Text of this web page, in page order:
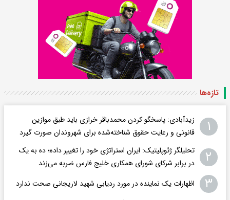
تازه‌ها
۱
زیدآبادی: پاسخگو کردن محمدباقر خرازی باید طبق موازین
قانونی و رعایت حقوق شناخته‌شده برای شهروندان صورت گیرد
۲
تحلیلگر ژئوپلیتیک: ایران استراتژی خود را تغییر داده؛ ده به یک
در برابر شرکای شورای همکاری خلیج فارس ضربه می‌زند
۳ اظهارات یک نماینده در مورد ردیابی شهید لاریجانی صحت ندارد